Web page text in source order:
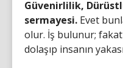
Güvenirlilik,
sermayesi. Evet
olur. İş bulunur;
dolaşıp insanın